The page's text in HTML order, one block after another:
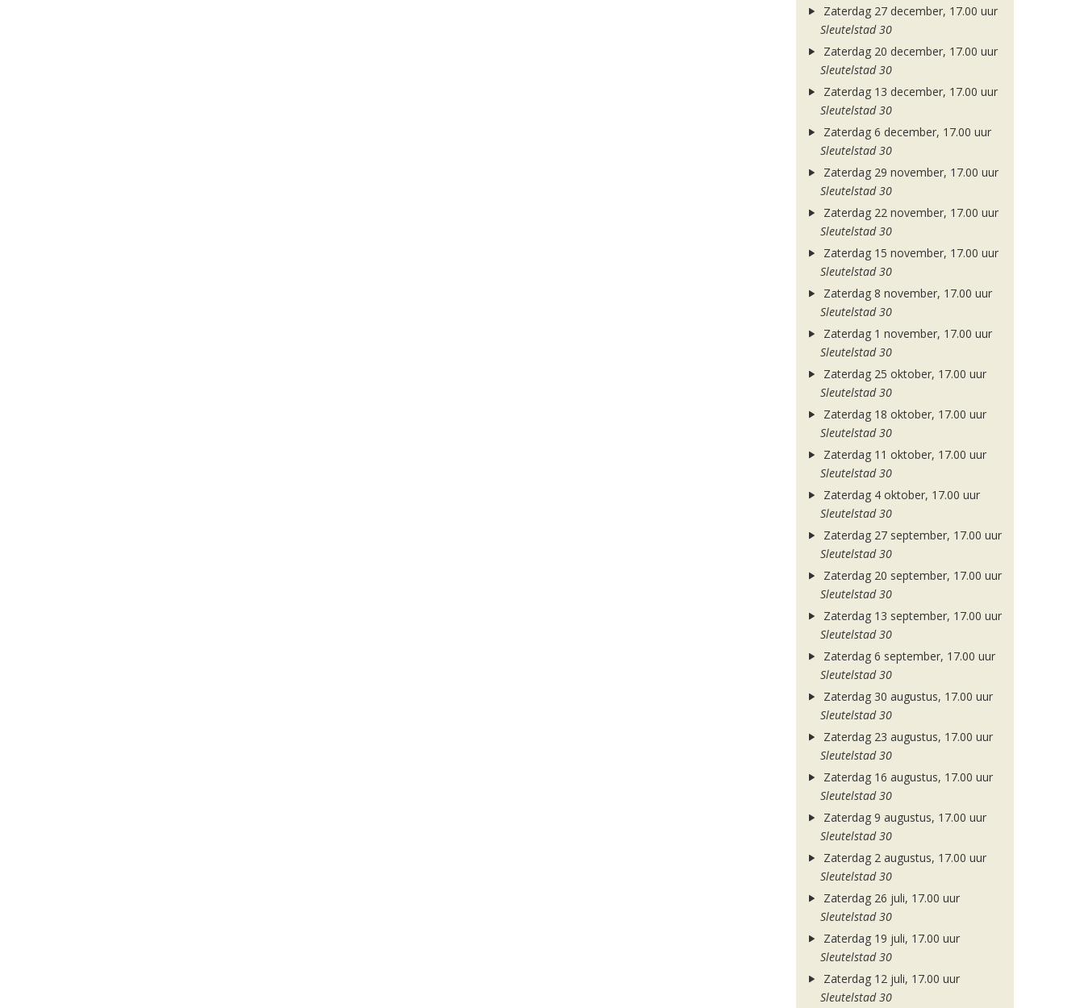
Zaterdag 27 december, 17.00 uur
Sleutelstad 30
Zaterdag 20 december, 17.00 uur
Sleutelstad 30
Zaterdag 13 december, 17.00 uur
Sleutelstad 30
Zaterdag 6 december, 17.00 uur
Sleutelstad 30
Zaterdag 29 november, 17.00 uur
Sleutelstad 30
Zaterdag 22 november, 17.00 uur
Sleutelstad 30
Zaterdag 15 november, 17.00 uur
Sleutelstad 30
Zaterdag 8 november, 17.00 uur
Sleutelstad 30
Zaterdag 1 november, 17.00 uur
Sleutelstad 30
Zaterdag 25 oktober, 17.00 uur
Sleutelstad 30
Zaterdag 18 oktober, 17.00 uur
Sleutelstad 30
Zaterdag 11 oktober, 17.00 uur
Sleutelstad 30
Zaterdag 4 oktober, 17.00 uur
Sleutelstad 30
Zaterdag 27 september, 17.00 uur
Sleutelstad 30
Zaterdag 20 september, 17.00 uur
Sleutelstad 30
Zaterdag 13 september, 17.00 uur
Sleutelstad 30
Zaterdag 6 september, 17.00 uur
Sleutelstad 30
Zaterdag 30 augustus, 17.00 uur
Sleutelstad 30
Zaterdag 23 augustus, 17.00 uur
Sleutelstad 30
Zaterdag 16 augustus, 17.00 uur
Sleutelstad 30
Zaterdag 9 augustus, 17.00 uur
Sleutelstad 30
Zaterdag 2 augustus, 17.00 uur
Sleutelstad 30
Zaterdag 26 juli, 17.00 uur
Sleutelstad 30
Zaterdag 19 juli, 17.00 uur
Sleutelstad 30
Zaterdag 12 juli, 17.00 uur
Sleutelstad 30